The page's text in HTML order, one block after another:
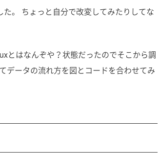
た。 ちょっと自分で改変してみたりしてな
とはなんぞや？状態だったのでそこから調
データの流れ方を図とコードを合わせてみ
会